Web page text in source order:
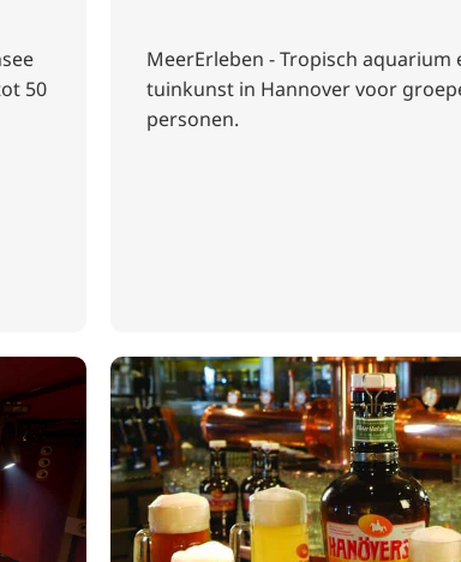
50
MeerErleben - Tropisch aquarium
tuinkunst in Hannover voor
personen.